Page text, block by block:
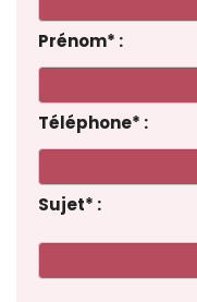
Prénom* :
Téléphone* :
Sujet* :